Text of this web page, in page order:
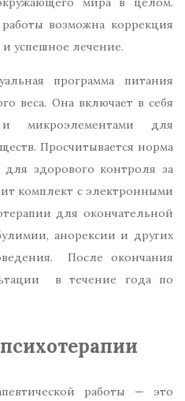
возможна коррекция
успешное лечение.
программа питания
веса. Она включает в себя
микроэлементами для
Просчитывается норма
здорового контроля за
комплект с электронными
для окончательной
анорексии и других
После окончания
в течение года по
работы — это